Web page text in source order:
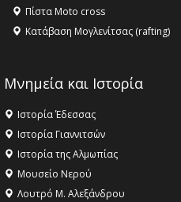
Πίστα Moto cross
Κατάβαση Μογλενίτσας (rafting)
Μνημεία και Ιστορία
Ιστορία Έδεσσας
Ιστορία Γιαννιτσών
Ιστορία της Αλμωπίας
Μουσείο Νερού
Λουτρό Μ. Αλεξάνδρου